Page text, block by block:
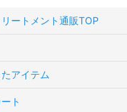
ートメント通販TOP
アイテム
ト